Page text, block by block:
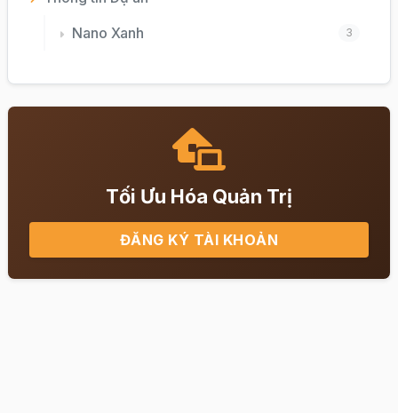
Nano Xanh
3
Tối Ưu Hóa Quản Trị
ĐĂNG KÝ TÀI KHOẢN